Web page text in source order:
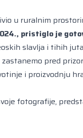
u ruralnim
pristiglo je
slavlja i tihih
pred
i proizvodnju
fotografije,